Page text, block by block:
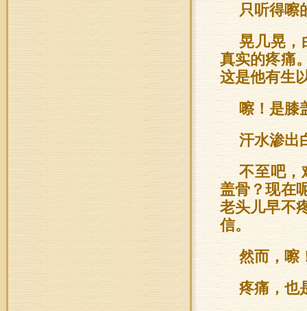
只听得嚓
晃几晃，
真实的疼痛
这是他有生
嚓！是膝
汗水渗出
不至吧，
盖骨？现在
老头儿早不
信。
然而，嚓
疼痛，